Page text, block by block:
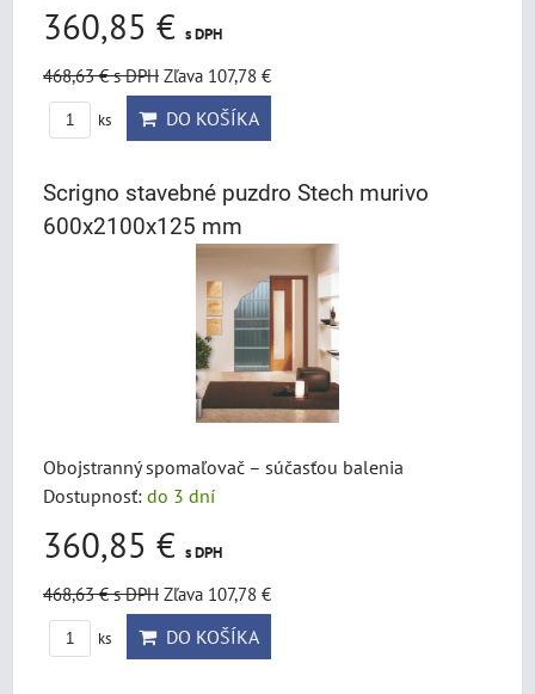
360,85 € s DPH
468,63 €s DPH Zľava 107,78 €
ks DO KOŠÍKA
Scrigno stavebné puzdro Stech murivo
600x2100x125 mm
Obojstranný spomaľovač – súčasťou balenia
Dostupnosť: do 3 dní
360,85 € s DPH
468,63 €s DPH Zľava 107,78 €
ks DO KOŠÍKA